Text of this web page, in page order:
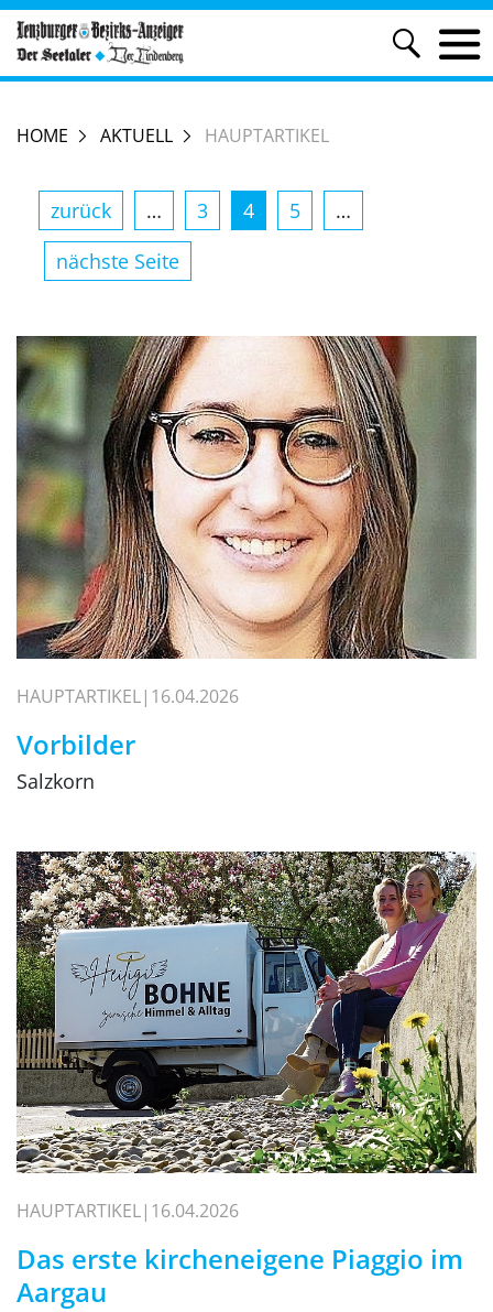
HOME AKTUELL HAUPTARTIKEL
zurück … 3 4 5
…
nächste Seite
HAUPTARTIKEL 16.04.2026
Vorbilder
Salzkorn
HAUPTARTIKEL 16.04.2026
Das erste kircheneigene Piaggio im
Aargau